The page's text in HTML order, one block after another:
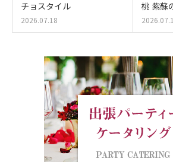
チョスタイル
2026.07.18
桃 紫蘇